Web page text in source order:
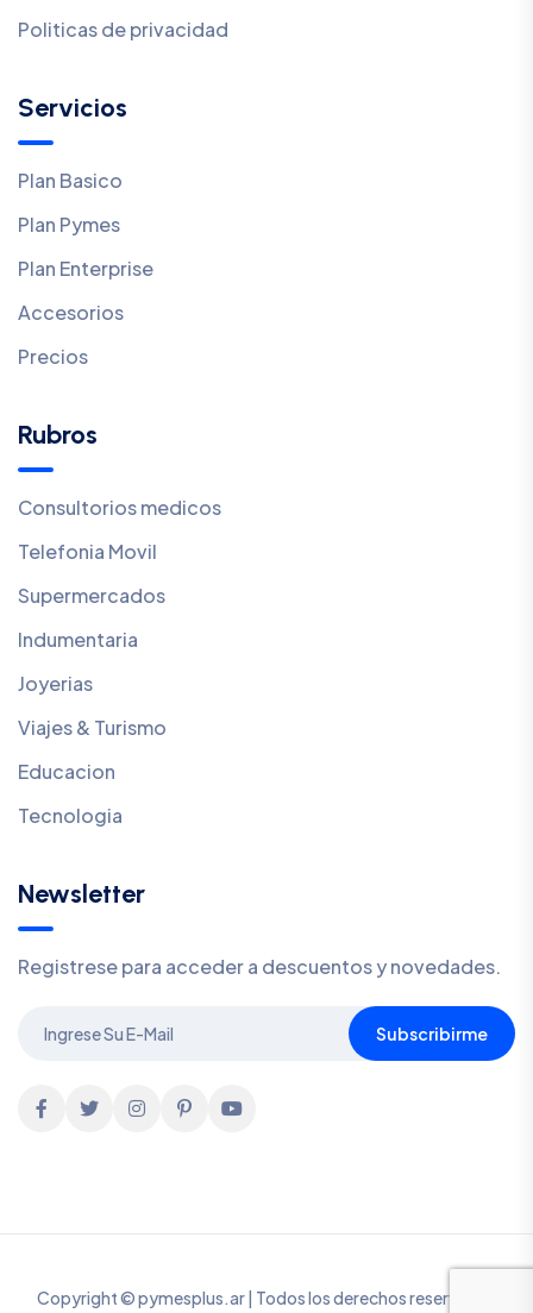
Politicas de privacidad
Servicios
Plan Basico
Plan Pymes
Plan Enterprise
Accesorios
Precios
Rubros
Consultorios medicos
Telefonia Movil
Supermercados
Indumentaria
Joyerias
Viajes & Turismo
Educacion
Tecnologia
Newsletter
Registrese para acceder a descuentos y novedades.
Subscribirme
Copyright © pymesplus.ar | Todos los derechos reservados